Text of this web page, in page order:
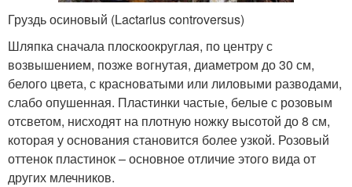
Груздь осиновый (Lactarius controversus)
Шляпка сначала плоскоокруглая, по центру с
возвышением, позже вогнутая, диаметром до 30 см,
белого цвета, с красноватыми или лиловыми разводами,
слабо опушенная. Пластинки частые, белые с розовым
отсветом, нисходят на плотную ножку высотой до 8 см,
которая у основания становится более узкой. Розовый
оттенок пластинок – основное отличие этого вида от
других млечников.